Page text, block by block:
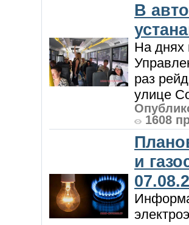
В
На днях
раз
улице
1608
и